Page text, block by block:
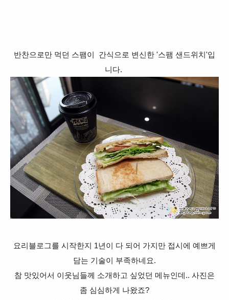
반찬으로만 먹던 스팸이 간식으로 변신한 '스팸 샌드위치'입
니다.
요리블로그를 시작한지 1년이 다 되어 가지만 접시에 예쁘게
담는 기술이 부족하네요.
참 맛있어서 이웃님들께 소개하고 싶었던 메뉴인데.. 사진은
좀 심심하게 나왔죠?